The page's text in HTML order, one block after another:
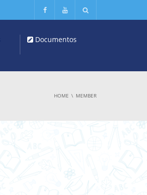
Documentos
HOME MEMBER